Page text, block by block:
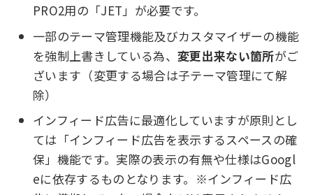
PRO2用の「JET」が必要です。
一部のテーマ管理機能及びカスタマイザーの機能
を強制上書きしている為、変更出来ない箇所がご
ざいます（変更する場合は子テーマ管理にて解
除）
インフィード広告に最適化していますが原則とし
ては「インフィード広告を表示するスペースの確
保」機能です。実際の表示の有無や仕様はGoogl
eに依存するものとなります。※インフィード広